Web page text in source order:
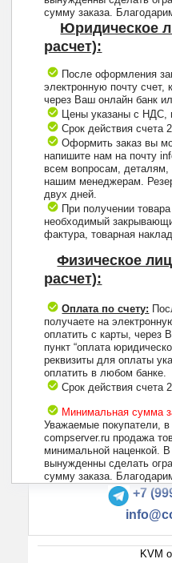
сумму заказа.
Юридическое
расчет):
После оформления
электронную почту счет,
через Ваш онлайн банк
Цены указаны с НДС,
Срок действия счета
Оформить заказ вы
напишите нам на почту
всем вопросам,
нашим менеджерам.
двух дней.
При получении
необходимый
фактура, товарная
Физическое
расчет):
Оплата по счету:
получаете на
оплатить с карты, через
пункт “оплата
реквизиты для оплаты
оплатить в любом банке.
Срок действия счета
Минимальная сумма
Уважаемые покупатели, в
compserver.ru продажа
минимальной наценкой.
вынужденны сделать
сумму заказа.
+7
+7
KVM